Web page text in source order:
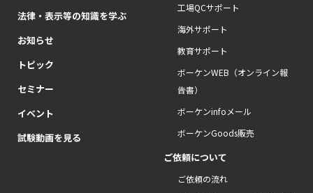
法律・表示等の知識を学ぶ
お知らせ
トピック
セミナー
イベント
試験動画を見る
工場QCサポート
海外サポート
教育サポート
ボーケンWEB（オンライン報
告書）
ボーケンinfoメール
ボーケンGoods販売
ご依頼について
ご依頼の流れ